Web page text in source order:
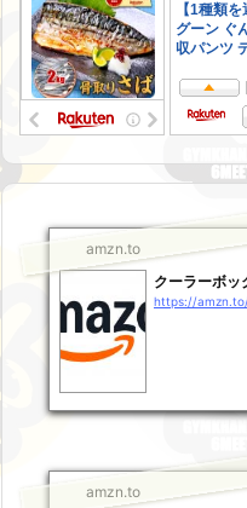
amzn.to
クーラーボッ
https://amzn.to/
amzn.to